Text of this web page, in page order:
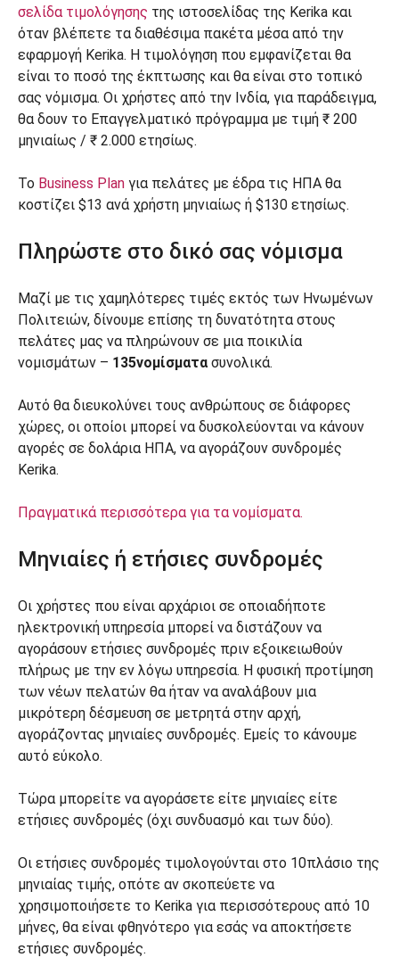
σελίδα τιμολόγησης της ιστοσελίδας της Kerika και
όταν βλέπετε τα διαθέσιμα πακέτα μέσα από την
εφαρμογή Kerika. Η τιμολόγηση που εμφανίζεται θα
είναι το ποσό της έκπτωσης και θα είναι στο τοπικό
σας νόμισμα. Οι χρήστες από την Ινδία, για παράδειγμα,
θα δουν το Επαγγελματικό πρόγραμμα με τιμή ₹ 200
μηνιαίως / ₹ 2.000 ετησίως.
Το Business Plan για πελάτες με έδρα τις ΗΠΑ θα
κοστίζει $13 ανά χρήστη μηνιαίως ή $130 ετησίως.
Πληρώστε στο δικό σας νόμισμα
Μαζί με τις χαμηλότερες τιμές εκτός των Ηνωμένων
Πολιτειών, δίνουμε επίσης τη δυνατότητα στους
πελάτες μας να πληρώνουν σε μια ποικιλία
νομισμάτων – 135νομίσματα συνολικά.
Αυτό θα διευκολύνει τους ανθρώπους σε διάφορες
χώρες, οι οποίοι μπορεί να δυσκολεύονται να κάνουν
αγορές σε δολάρια ΗΠΑ, να αγοράζουν συνδρομές
Kerika.
Πραγματικά περισσότερα για τα νομίσματα.
Μηνιαίες ή ετήσιες συνδρομές
Οι χρήστες που είναι αρχάριοι σε οποιαδήποτε
ηλεκτρονική υπηρεσία μπορεί να διστάζουν να
αγοράσουν ετήσιες συνδρομές πριν εξοικειωθούν
πλήρως με την εν λόγω υπηρεσία. Η φυσική προτίμηση
των νέων πελατών θα ήταν να αναλάβουν μια
μικρότερη δέσμευση σε μετρητά στην αρχή,
αγοράζοντας μηνιαίες συνδρομές. Εμείς το κάνουμε
αυτό εύκολο.
Τώρα μπορείτε να αγοράσετε είτε μηνιαίες είτε
ετήσιες συνδρομές (όχι συνδυασμό και των δύο).
Οι ετήσιες συνδρομές τιμολογούνται στο 10πλάσιο της
μηνιαίας τιμής, οπότε αν σκοπεύετε να
χρησιμοποιήσετε το Kerika για περισσότερους από 10
μήνες, θα είναι φθηνότερο για εσάς να αποκτήσετε
ετήσιες συνδρομές.